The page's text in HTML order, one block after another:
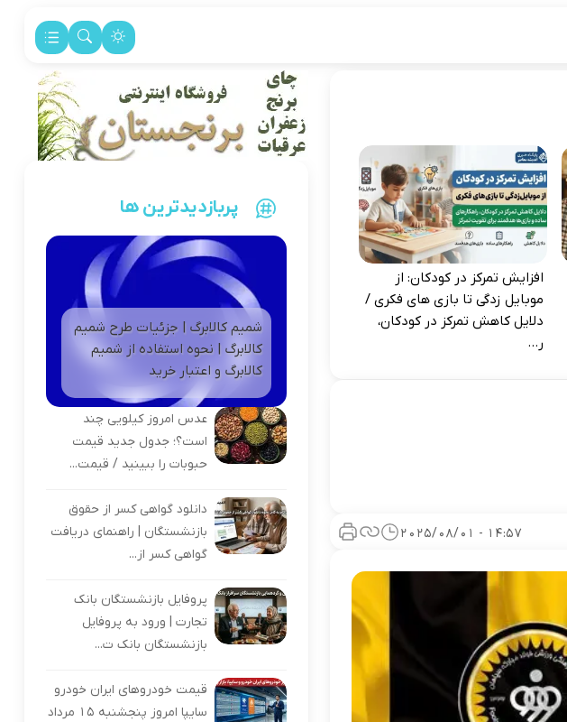
14:57 - 2025/08/01
افزایش تمرکز در کودکان: از
موبایل‌ زدگی تا بازی‌ های فکری /
دلایل کاهش تمرکز در کودکان،
ر...
پربازدیدترین ها
شمیم کالابرگ | جزئیات طرح شمیم
کالابرگ | نحوه استفاده از شمیم
کالابرگ و اعتبار خرید
عدس امروز کیلویی چند
است؟؛ جدول جدید قیمت
حبوبات را ببینید / قیمت...
دانلود گواهی کسر از حقوق
بازنشستگان | راهنمای دریافت
گواهی کسر از...
پروفایل بازنشستگان بانک
تجارت | ورود به پروفایل
بازنشستگان بانک ت...
قیمت خودروهای ایران خودرو
سایپا امروز پنجشنبه 15 مرداد